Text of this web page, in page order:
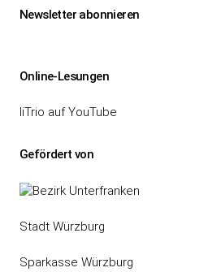
Newsletter abonnieren
Online-Lesungen
liTrio auf YouTube
Gefördert von
Stadt Würzburg
Sparkasse Würzburg